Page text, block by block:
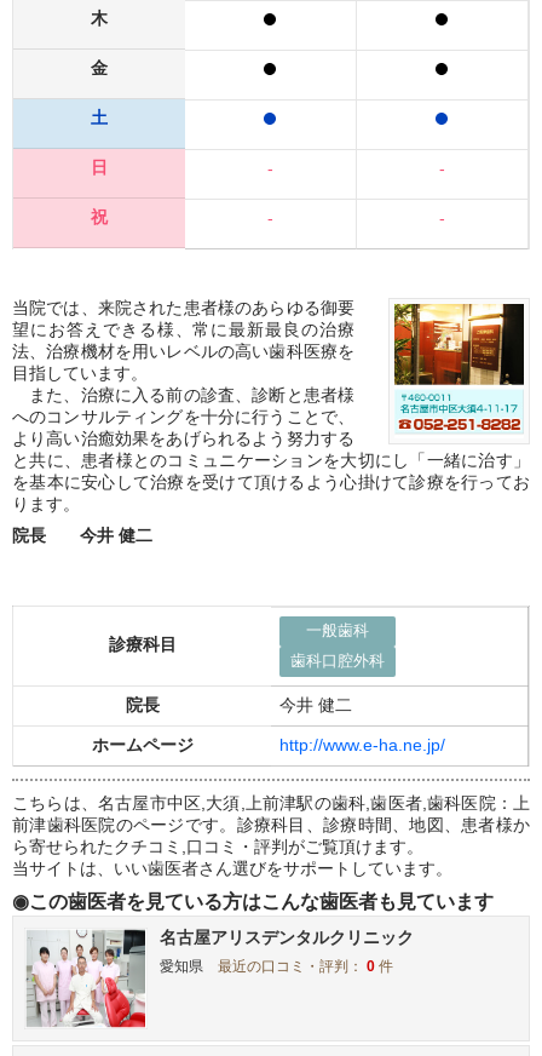
木
金
土
日
祝
-
-
-
-
当院では、来院された患者様のあらゆる御要
望にお答えできる様、常に最新最良の治療
法、治療機材を用いレベルの高い歯科医療を
目指しています。
また、治療に入る前の診査、診断と患者様
へのコンサルティングを十分に行うことで、
より高い治癒効果をあげられるよう努力する
と共に、患者様とのコミュニケーションを大切にし「一緒に治す」
を基本に安心して治療を受けて頂けるよう心掛けて診療を行ってお
ります。
院長 今井 健二
診療科目
一般歯科
歯科口腔外科
院長 今井 健二
ホームページ http://www.e-ha.ne.jp/
こちらは、名古屋市中区,大須,上前津駅の歯科,歯医者,歯科医院：上
前津歯科医院のページです。診療科目、診療時間、地図、患者様か
ら寄せられたクチコミ,口コミ・評判がご覧頂けます。
当サイトは、いい歯医者さん選びをサポートしています。
◉この歯医者を見ている方はこんな歯医者も見ています
名古屋アリスデンタルクリニック
愛知県 最近の口コミ・評判：0 件